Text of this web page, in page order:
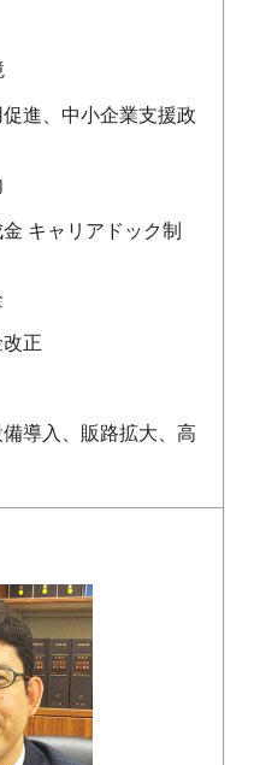
進、中小企業支援政
キャリアドック制
正
導入、販路拡大、高